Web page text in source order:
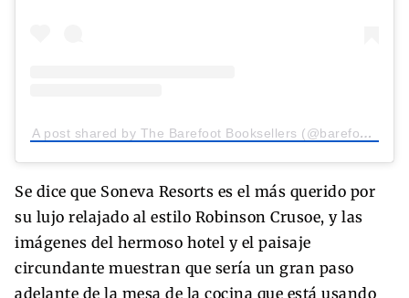
A post shared by The Barefoot Booksellers (@barefootbooksellers)
Se dice que Soneva Resorts es el más querido por
su lujo relajado al estilo Robinson Crusoe, y las
imágenes del hermoso hotel y el paisaje
circundante muestran que sería un gran paso
adelante de la mesa de la cocina que está usando